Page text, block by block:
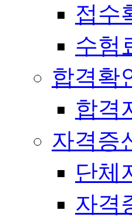
접수
수험
합격확
합격
자격증
단체
자격